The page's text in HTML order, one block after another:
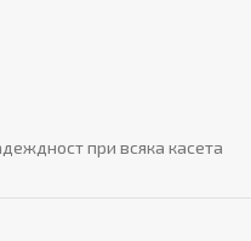
при всяка касета